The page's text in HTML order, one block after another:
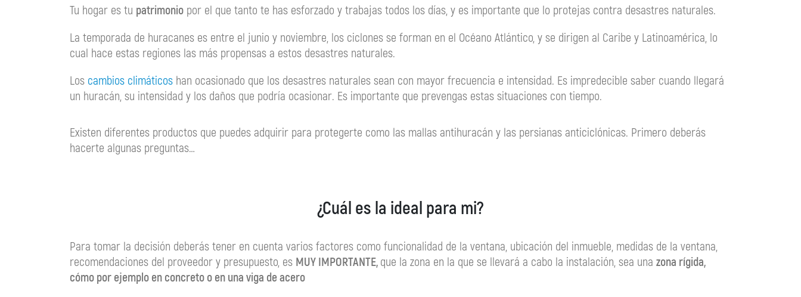
Tu hogar es tu patrimonio por el que tanto te has esforzado y trabajas todos los días, y es importante que lo protejas contra desastres naturales.
La temporada de huracanes es entre el junio y noviembre, los ciclones se forman en el Océano Atlántico, y se dirigen al Caribe y Latinoamérica, lo
cual hace estas regiones las más propensas a estos desastres naturales.
Los cambios climáticos han ocasionado que los desastres naturales sean con mayor frecuencia e intensidad. Es impredecible saber cuando llegará
un huracán, su intensidad y los daños que podría ocasionar. Es importante que prevengas estas situaciones con tiempo.
Existen diferentes productos que puedes adquirir para protegerte como las mallas antihuracán y las persianas anticiclónicas. Primero deberás
hacerte algunas preguntas…
¿Cuál es la ideal para mi?
Para tomar la decisión deberás tener en cuenta varios factores como funcionalidad de la ventana, ubicación del inmueble, medidas de la ventana,
recomendaciones del proveedor y presupuesto, es MUY IMPORTANTE, que la zona en la que se llevará a cabo la instalación, sea una zona rígida,
cómo por ejemplo en concreto o en una viga de acero